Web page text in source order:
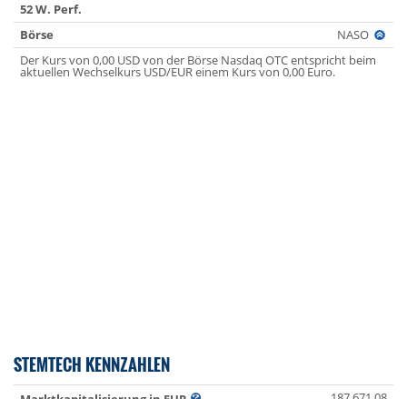
52 W. Perf.
Börse
NASO
Der Kurs von 0,00 USD von der Börse Nasdaq OTC entspricht beim
aktuellen Wechselkurs USD/EUR einem Kurs von 0,00 Euro.
STEMTECH KENNZAHLEN